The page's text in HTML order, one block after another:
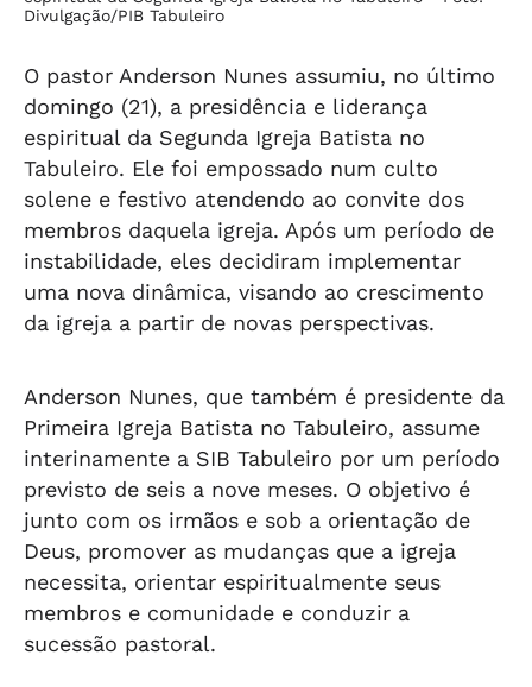
Divulgação/PIB Tabuleiro
O pastor Anderson Nunes assumiu, no último
domingo (21), a presidência e liderança
espiritual da Segunda Igreja Batista no
Tabuleiro. Ele foi empossado num culto
solene e festivo atendendo ao convite dos
membros daquela igreja. Após um período de
instabilidade, eles decidiram implementar
uma nova dinâmica, visando ao crescimento
da igreja a partir de novas perspectivas.
Anderson Nunes, que também é presidente da
Primeira Igreja Batista no Tabuleiro, assume
interinamente a SIB Tabuleiro por um período
previsto de seis a nove meses. O objetivo é
junto com os irmãos e sob a orientação de
Deus, promover as mudanças que a igreja
necessita, orientar espiritualmente seus
membros e comunidade e conduzir a
sucessão pastoral.